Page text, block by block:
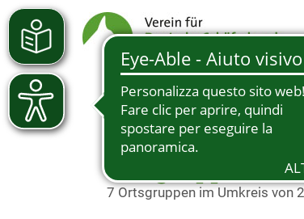
Ortsgruppen in
7 Ortsgruppen im Umkreis von